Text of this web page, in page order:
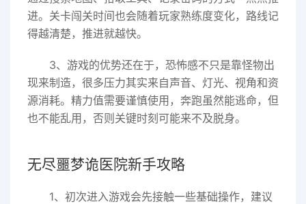
进。关卡闯关时间也会随着玩家熟练度变化，路线记
得越清楚，推进就越快。
3、游戏的优势还在于，恐怖感不只是靠怪物出
现来制造，很多压力其实来自声音、灯光、视角和资
源消耗。精力值需要谨慎使用，奔跑虽然能逃命，但
也不能乱用，否则关键时刻可能来不及脱身。
无尽噩梦诡医院新手攻略
1、初次进入游戏会先接触一些基础操作，建议